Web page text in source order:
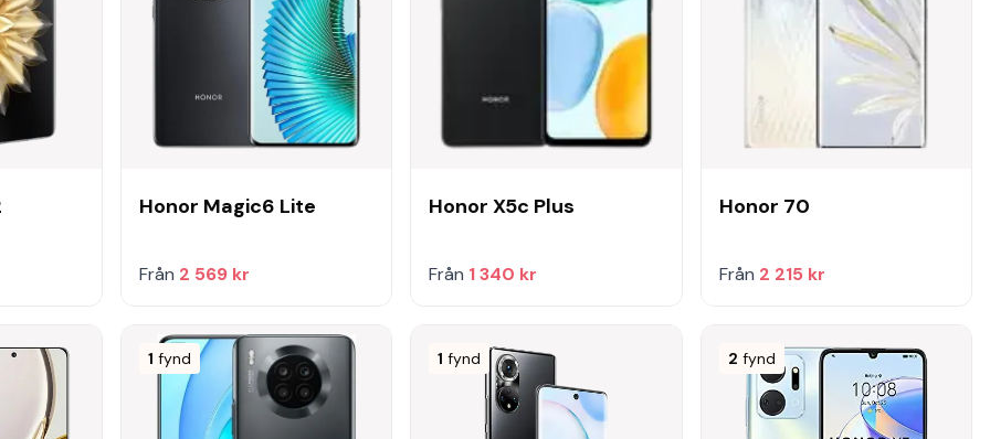
Honor Magic6 Lite
Från 2 569 kr
Honor X5c Plus
Från 1 340 kr
Honor 70
Från 2 215 kr
1 fynd 1 fynd 2 fynd